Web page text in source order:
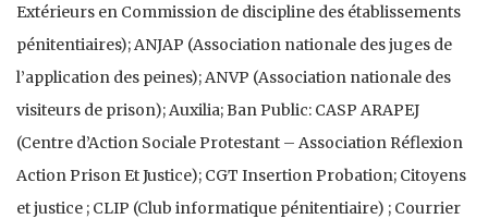
Extérieurs en Commission de discipline des établissements
pénitentiaires); ANJAP (Association nationale des juges de
l’application des peines); ANVP (Association nationale des
visiteurs de prison); Auxilia; Ban Public: CASP ARAPEJ
(Centre d’Action Sociale Protestant – Association Réflexion
Action Prison Et Justice); CGT Insertion Probation; Citoyens
et justice ; CLIP (Club informatique pénitentiaire) ; Courrier